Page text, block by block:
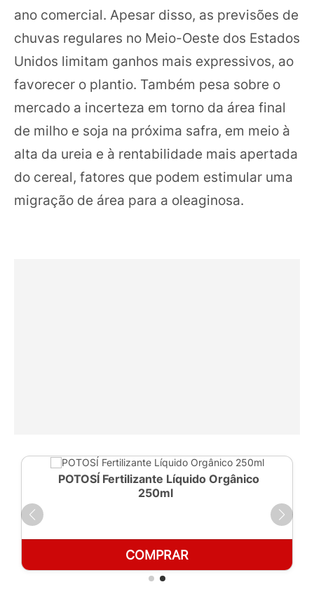
ano comercial. Apesar disso, as previsões de
chuvas regulares no Meio-Oeste dos Estados
Unidos limitam ganhos mais expressivos, ao
favorecer o plantio. Também pesa sobre o
mercado a incerteza em torno da área final
de milho e soja na próxima safra, em meio à
alta da ureia e à rentabilidade mais apertada
do cereal, fatores que podem estimular uma
migração de área para a oleaginosa.
POTOSÍ Fertilizante Líquido Orgânico
250ml
COMPRAR